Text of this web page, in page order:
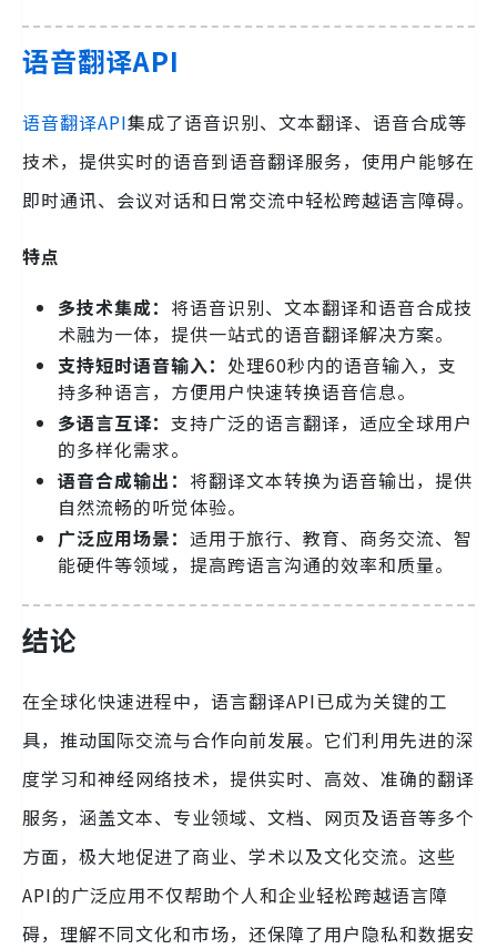
语音翻译API
语音翻译API集成了语音识别、文本翻译、语音合成等
技术，提供实时的语音到语音翻译服务，使用户能够在
即时通讯、会议对话和日常交流中轻松跨越语言障碍。
特点
多技术集成： 将语音识别、文本翻译和语音合成技
术融为一体，提供一站式的语音翻译解决方案。
支持短时语音输入： 处理60秒内的语音输入，支
持多种语言，方便用户快速转换语音信息。
多语言互译： 支持广泛的语言翻译，适应全球用户
的多样化需求。
语音合成输出： 将翻译文本转换为语音输出，提供
自然流畅的听觉体验。
广泛应用场景： 适用于旅行、教育、商务交流、智
能硬件等领域，提高跨语言沟通的效率和质量。
结论
在全球化快速进程中，语言翻译API已成为关键的工
具，推动国际交流与合作向前发展。它们利用先进的深
度学习和神经网络技术，提供实时、高效、准确的翻译
服务，涵盖文本、专业领域、文档、网页及语音等多个
方面，极大地促进了商业、学术以及文化交流。这些
API的广泛应用不仅帮助个人和企业轻松跨越语言障
碍，理解不同文化和市场，还保障了用户隐私和数据安